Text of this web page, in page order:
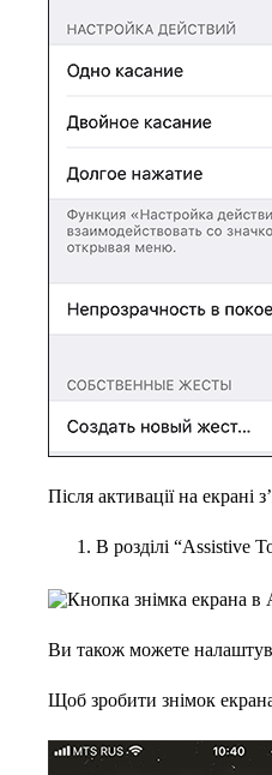
Після активації на екрані
В розділі “Assistive
Ви також можете
Щоб зробити знімок